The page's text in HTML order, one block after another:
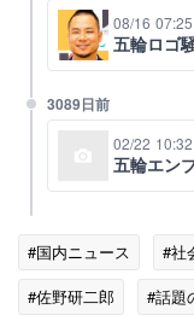
08/16 07:25
五輪ロゴ
3089日前
02/22 10:32
五輪エン
#国内ニュース #社
#佐野研二郎
#話題